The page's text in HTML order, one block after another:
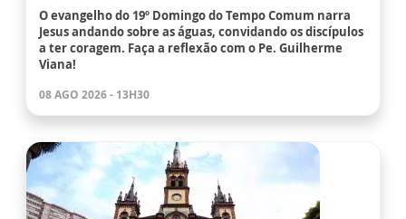
O evangelho do 19º Domingo do Tempo Comum narra
Jesus andando sobre as águas, convidando os discípulos
a ter coragem. Faça a reflexão com o Pe. Guilherme
Viana!
08 AGO 2026 - 13H30